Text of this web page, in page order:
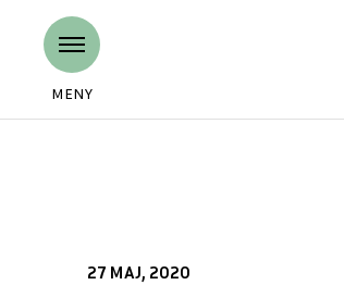
MENY
27 MAJ, 2020